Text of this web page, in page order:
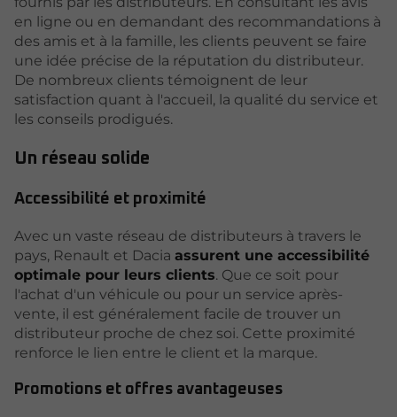
en ligne ou en demandant des recommandations à
des amis et à la famille, les clients peuvent se faire
une idée précise de la réputation du distributeur.
De nombreux clients témoignent de leur
satisfaction quant à l'accueil, la qualité du service et
les conseils prodigués.
Un réseau solide
Accessibilité et proximité
Avec un vaste réseau de distributeurs à travers le
pays, Renault et Dacia assurent une accessibilité
optimale pour leurs clients. Que ce soit pour
l'achat d'un véhicule ou pour un service après-
vente, il est généralement facile de trouver un
distributeur proche de chez soi. Cette proximité
renforce le lien entre le client et la marque.
Promotions et offres avantageuses